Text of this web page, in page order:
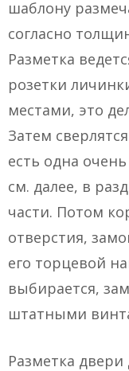
шаблону
согласно
Разметка
розетки
местами, это
Затем
есть одна
см. далее, в
части. Потом
отверстия,
его торцевой
выбирается,
штатными
Разметка двери